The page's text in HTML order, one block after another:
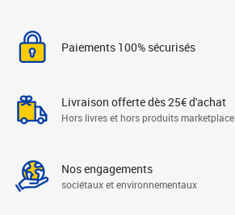
Paiements 100% sécurisés
Livraison offerte dès 25€ d'achat
Hors livres et hors produits marketplace
Nos engagements
sociétaux et environnementaux